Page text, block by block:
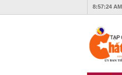
8:57:25 AM